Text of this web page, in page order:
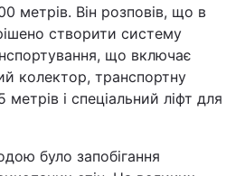
метрів. Він розповів, що в
створити систему
що включає
колектор, транспортну
і спеціальний ліфт для
було запобігання